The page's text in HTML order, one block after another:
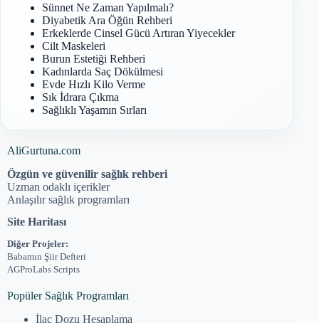
Sünnet Ne Zaman Yapılmalı?
Diyabetik Ara Öğün Rehberi
Erkeklerde Cinsel Gücü Artıran Yiyecekler
Cilt Maskeleri
Burun Estetiği Rehberi
Kadınlarda Saç Dökülmesi
Evde Hızlı Kilo Verme
Sık İdrara Çıkma
Sağlıklı Yaşamın Sırları
AliGurtuna.com
Özgün ve güvenilir sağlık rehberi
Uzman odaklı içerikler
Anlaşılır sağlık programları
Site Haritası
Diğer Projeler:
Babamın Şiir Defteri
AGProLabs Scripts
Popüler Sağlık Programları
İlaç Dozu Hesaplama